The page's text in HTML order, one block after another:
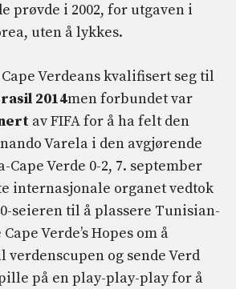
prøvde i 2002, for utgaven i
uten å lykkes.
Verdeans kvalifisert seg til
2014men forbundet var
av FIFA for å ha felt den
Varela i den avgjørende
Verde 0-2, 7. september
internasjonale organet vedtok
seieren til å plassere Tunisian-
Verde’s Hopes om å
og sende Verd
på en play-play-play for å